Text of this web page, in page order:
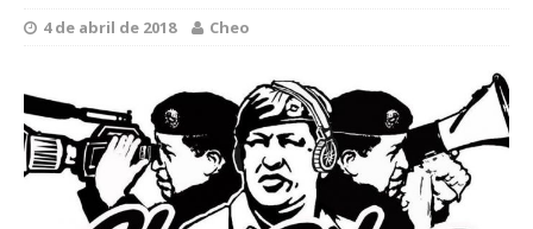
4 de abril de 2018 Cheo